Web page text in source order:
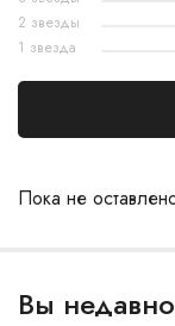
Пока не
2 звезды
1 звезда
Вы